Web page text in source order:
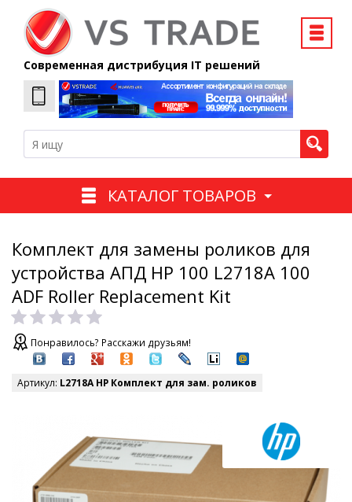
Современная дистрибуция IT решений
КАТАЛОГ ТОВАРОВ
Комплект для замены роликов для
устройства АПД HP 100 L2718A 100
ADF Roller Replacement Kit
Понравилось? Расскажи друзьям!
Артикул: L2718A HP Комплект для зам. роликов